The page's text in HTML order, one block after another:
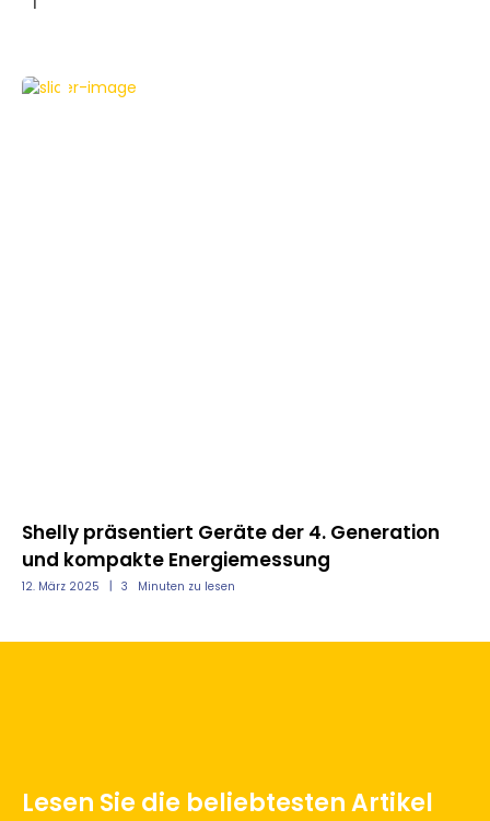
Lesen Sie die beliebtesten Artikel
NEWS
Shelly präsentiert Geräte der 4. Generation
und kompakte Energiemessung
12. März 2025 3 Minuten zu lesen